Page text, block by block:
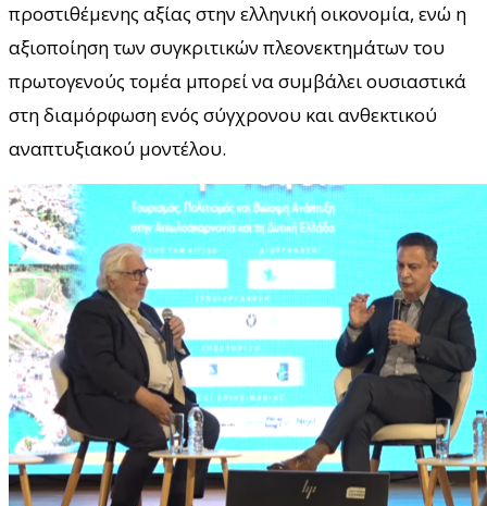
προστιθέμενης αξίας στην ελληνική οικονομία, ενώ η
αξιοποίηση των συγκριτικών πλεονεκτημάτων του
πρωτογενούς τομέα μπορεί να συμβάλει ουσιαστικά
στη διαμόρφωση ενός σύγχρονου και ανθεκτικού
αναπτυξιακού μοντέλου.